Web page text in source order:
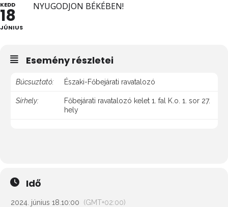
KEDD
18
JÚNIUS
NYUGODJON BÉKÉBEN!
Esemény részletei
Búcsuztató: Északi-Főbejárati ravatalozó
Sírhely:
Főbejárati ravatalozó kelet 1. fal K.o. 1. sor 27.
hely
Idő
2024. június 18. 10:00 (GMT+02:00)